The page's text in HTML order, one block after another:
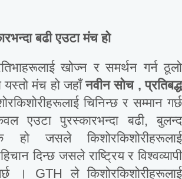
बढी एउटा मंच हो
खोज्न र समर्थन गर्न ठूलो
मंच हो जहाँनवीन सोच,प्रतिबद्ध
चिनिन्छ र सम्मान गर्छ
एउटा पुरस्कारभन्दा बढी, बुलन्द
हो जसले किशोरकिशोरीहरूलाई
दिन्छ जसले राष्ट्रिय र विश्वव्यापी
। GTH ले किशोरकिशोरीहरूलाई